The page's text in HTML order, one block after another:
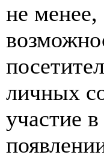
не менее,
личных
участие